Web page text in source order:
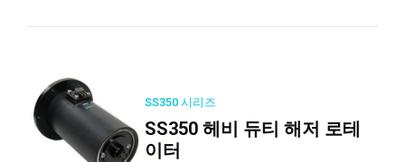
SS350 시리즈
SS350 헤비 듀티 해저 로테
이터